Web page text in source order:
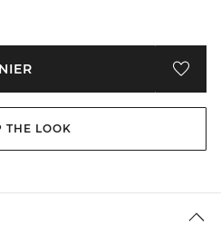
THE LOOK